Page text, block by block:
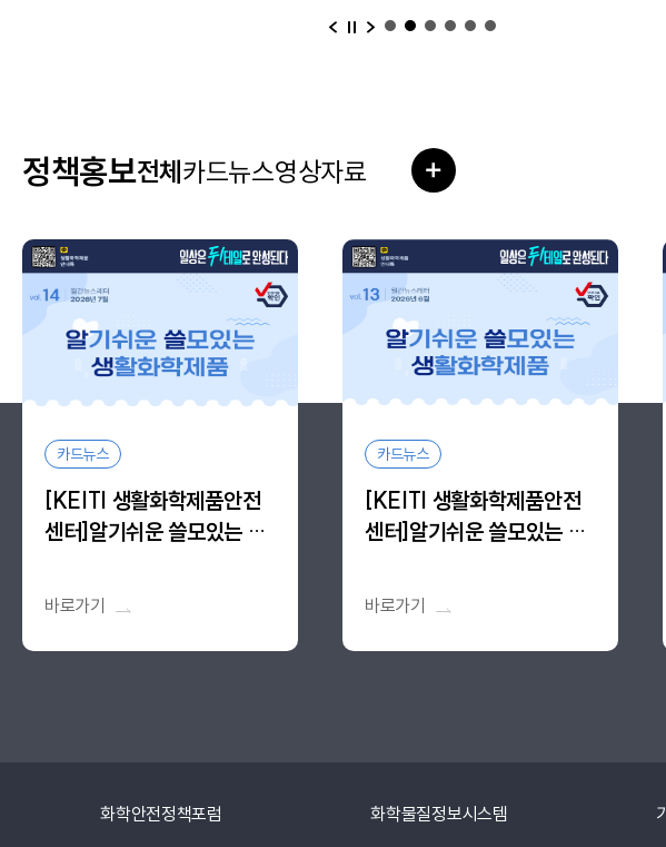
이전일시정지
다음
정책홍보전체 더보기
카드뉴스영상자료
카드뉴스
[KEITI 생활화학제품안전
센터]알기쉬운 쓸모있는 생
바로가기
카드뉴스
[KEITI 생활화학제품안전
센터]알기쉬운 쓸모있는 생
바로가기
안전정책포럼 화학물질정보시스템 기후에너지환경부